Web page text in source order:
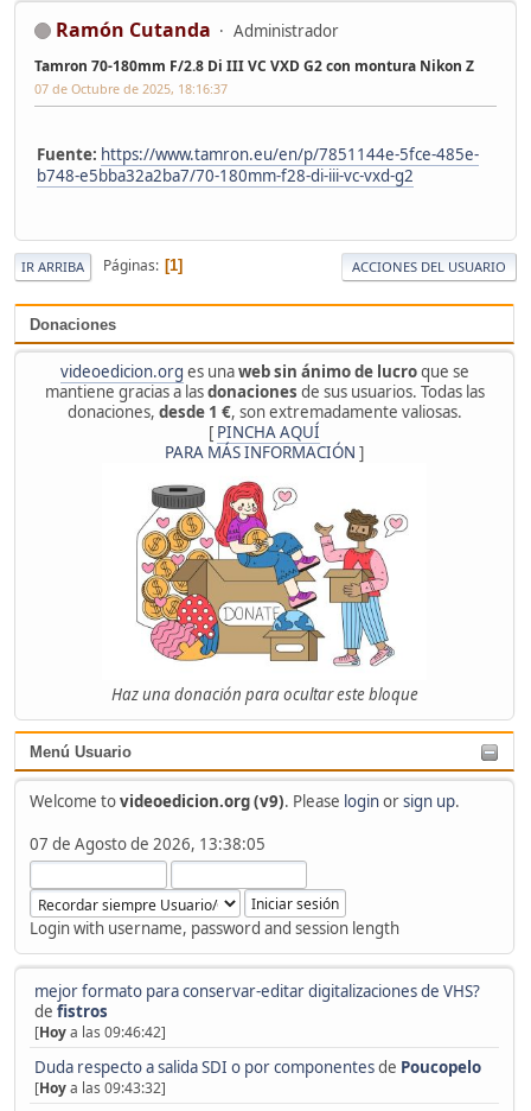
Donaciones
videoedicion.org es unaweb sin ánimo de lucroque se
mantiene gracias a lasdonaciones de sus usuarios. Todas las
donaciones, desde 1 €, son extremadamente valiosas.
[ PINCHA AQUÍ
PARA MÁS INFORMACIÓN ]
Haz una donación para ocultar este bloque
Menú Usuario
Welcome tovideoedicion.org (v9). Please loginorsign up.
07 de Agosto de 2026, 13:38:05
Login with username, password and session length
mejor formato para conservar-editar digitalizaciones de VHS?
de fistros
[Hoya las 09:46:42]
Duda respecto a salida SDI o por componentesde Poucopelo
[Hoya las 09:43:32]
Ramón Cutanda Administrador
Tamron 70-180mm F/2.8 Di III VC VXD G2 con montura Nikon Z
07 de Octubre de 2025, 18:16:37
Fuente: https://www.tamron.eu/en/p/7851144e-5fce-485e-
b748-e5bba32a2ba7/70-180mm-f28-di-iii-vc-vxd-g2
IR ARRIBA Páginas 1 ACCIONES DEL USUARIO